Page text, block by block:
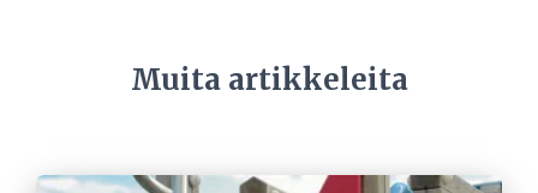
Muita artikkeleita